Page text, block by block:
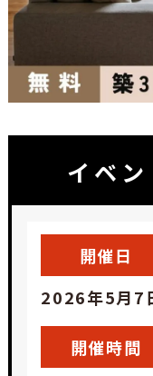
イベ
開催日
2026年5月7
開催時間